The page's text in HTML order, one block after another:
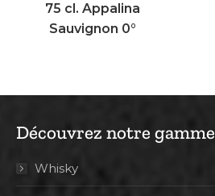
75 cl. Appalina
Sauvignon 0°
Découvrez notre gamme
Whisky